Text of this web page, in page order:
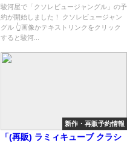
紹介！
駿河屋で「クソレビュージャングル」の予
約が開始しました！ クソレビュージャン
グル 👆画像かテキストリンクをクリック
すると駿河...
新作・再販予約情報
「(再販) ラミィキューブ クラシ